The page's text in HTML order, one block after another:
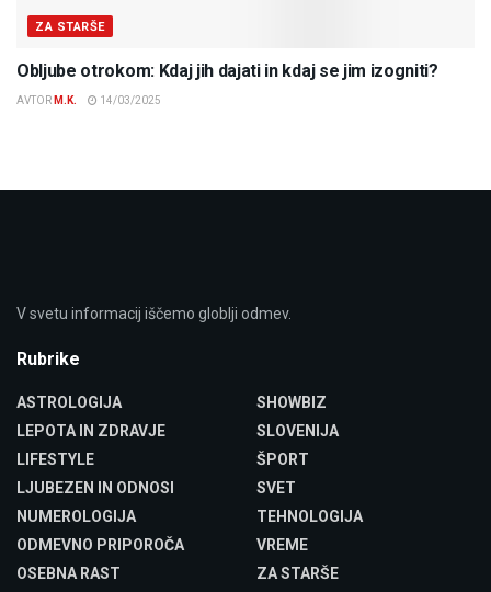
ZA STARŠE
Obljube otrokom: Kdaj jih dajati in kdaj se jim izogniti?
AVTOR M.K. 14/03/2025
V svetu informacij iščemo globlji odmev.
Rubrike
ASTROLOGIJA
LEPOTA IN ZDRAVJE
LIFESTYLE
LJUBEZEN IN ODNOSI
NUMEROLOGIJA
ODMEVNO PRIPOROČA
OSEBNA RAST
SHOWBIZ
SLOVENIJA
ŠPORT
SVET
TEHNOLOGIJA
VREME
ZA STARŠE